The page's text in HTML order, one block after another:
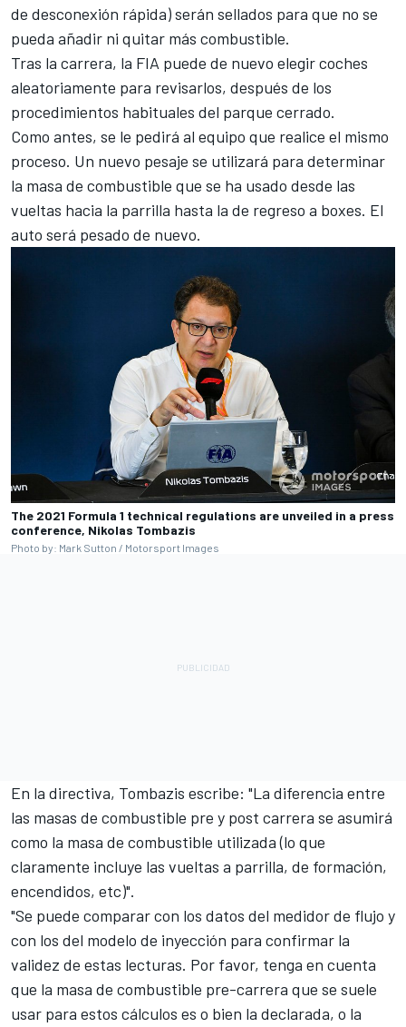
de desconexión rápida) serán sellados para que no se
pueda añadir ni quitar más combustible.
Tras la carrera, la FIA puede de nuevo elegir coches
aleatoriamente para revisarlos, después de los
procedimientos habituales del parque cerrado.
Como antes, se le pedirá al equipo que realice el mismo
proceso. Un nuevo pesaje se utilizará para determinar
la masa de combustible que se ha usado desde las
vueltas hacia la parrilla hasta la de regreso a boxes. El
auto será pesado de nuevo.
The 2021 Formula 1 technical regulations are unveiled in a press
conference, Nikolas Tombazis
Photo by: Mark Sutton / Motorsport Images
En la directiva, Tombazis escribe: "La diferencia entre
las masas de combustible pre y post carrera se asumirá
como la masa de combustible utilizada (lo que
claramente incluye las vueltas a parrilla, de formación,
encendidos, etc)".
"Se puede comparar con los datos del medidor de flujo y
con los del modelo de inyección para confirmar la
validez de estas lecturas. Por favor, tenga en cuenta
que la masa de combustible pre-carrera que se suele
usar para estos cálculos es o bien la declarada, o la